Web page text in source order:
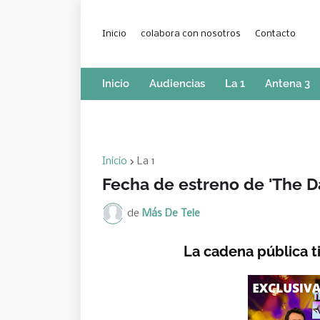
Inicio colabora con nosotros Contacto
Inicio Audiencias La 1 Antena 3
Inicio La 1
Fecha de estreno de 'The
de Más De Tele
La cadena pública